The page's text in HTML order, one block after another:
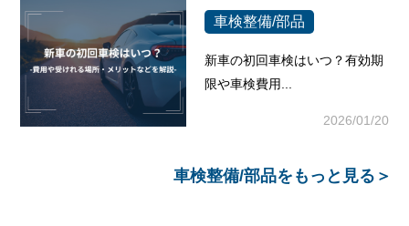
車検整備/部品
新車の初回車検はいつ？有効期
限や車検費用...
2026/01/20
車検整備/部品をもっと見る＞